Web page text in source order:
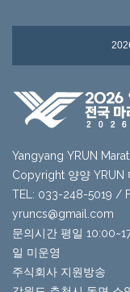
Yangyang YRUN
Copyright 양양 YRUN
TEL: 033-248-5019 /
yruncs@gmail.com
문의시간 평일
일 미운영
주식회사 지원방송